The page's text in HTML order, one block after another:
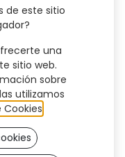
de este sitio
una
sitio web.
sobre
utilizamos